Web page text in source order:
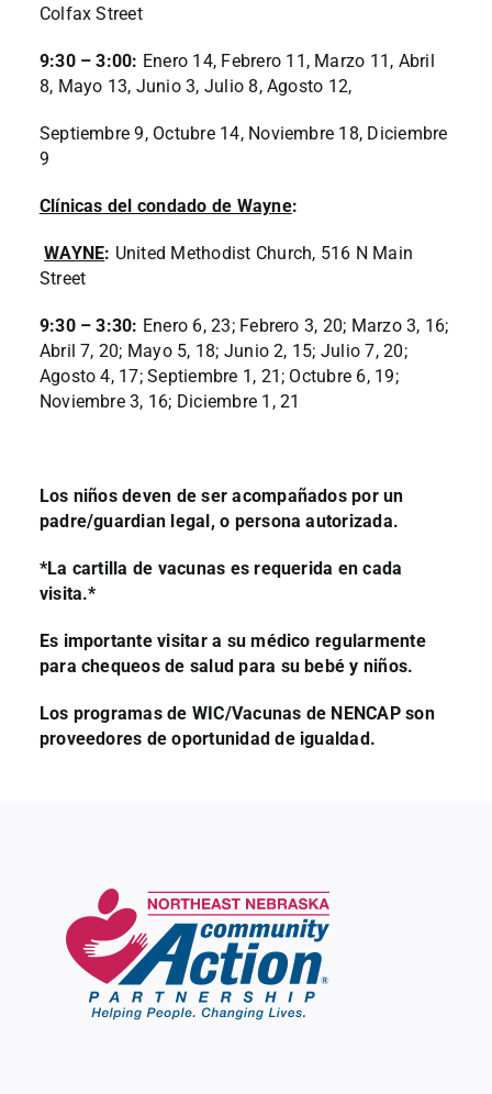
Colfax Street
9:30 – 3:00: Enero 14, Febrero 11, Marzo 11, Abril
8, Mayo 13, Junio 3, Julio 8, Agosto 12,
Septiembre 9, Octubre 14, Noviembre 18, Diciembre
9
Clínicas del condado de Wayne:
WAYNE: United Methodist Church, 516 N Main
Street
9:30 – 3:30: Enero 6, 23; Febrero 3, 20; Marzo 3, 16;
Abril 7, 20; Mayo 5, 18; Junio 2, 15; Julio 7, 20;
Agosto 4, 17; Septiembre 1, 21; Octubre 6, 19;
Noviembre 3, 16; Diciembre 1, 21
Los niños deven de ser acompañados por un
padre/guardian legal, o persona autorizada.
*La cartilla de vacunas es requerida en cada
visita.*
Es importante visitar a su médico regularmente
para chequeos de salud para su bebé y niños.
Los programas de WIC/Vacunas de NENCAP son
proveedores de oportunidad de igualdad.